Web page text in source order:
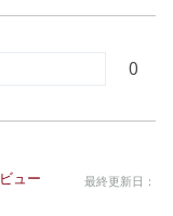
0
ュー 最終更新日：